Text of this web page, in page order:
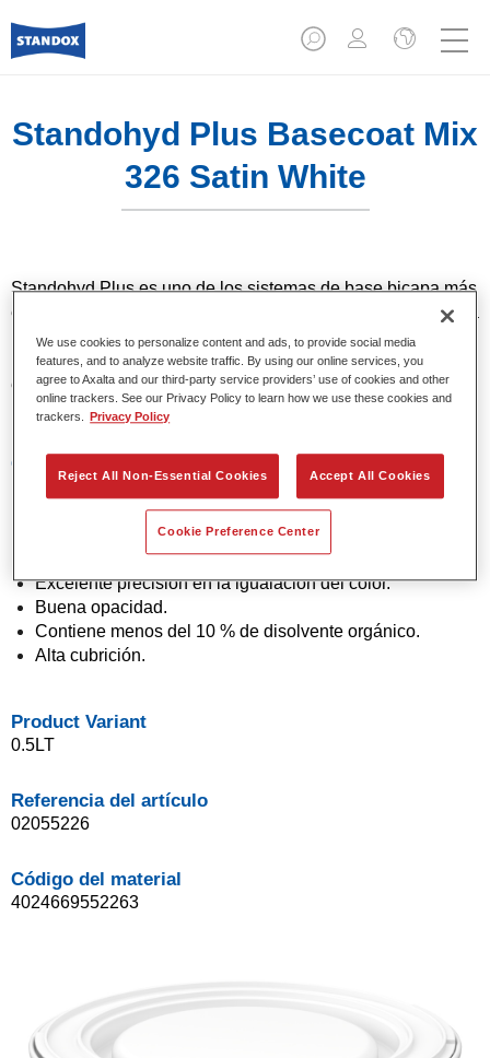
Standohyd Plus Basecoat Mix
326 Satin White
Standohyd Plus es uno de los sistemas de base bicapa más
eficientes, de eficacia probada, para turismos. Es un sistema
base agua con un bajo contenido en disolvente y
respetuosa con el medio ambiente, que ofrece una
extraordinaria precisión del color, una aplicación eficiente y
una calidad superior en colores metalizados y lisos.
Características del producto
Colores sólidos, metalizados y perlados.
Pintura base agua.
Aplicación en un solo paso (técnica "1 Visit").
Fácil de difuminar.
Excelente precisión en la igualación del color.
Buena opacidad.
Contiene menos del 10 % de disolvente orgánico.
Alta cubrición.
Product Variant
0.5LT
Referencia del artículo
02055226
Código del material
4024669552263
We use cookies to personalize content and ads, to provide social media
features, and to analyze website traffic. By using our online services, you
agree to Axalta and our third-party service providers’ use of cookies and other
online trackers. See our Privacy Policy to learn how we use these cookies and
trackers.
Privacy Policy
Reject All Non-Essential Cookies Accept All Cookies
Cookie Preference Center